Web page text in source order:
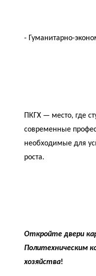
- Гуманитарно-
ПКГХ — место, где
современные
необходимые для
роста.
Откройте двери
Политехническим
хозяйства!